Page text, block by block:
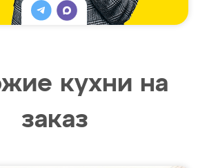
кухни на
заказ